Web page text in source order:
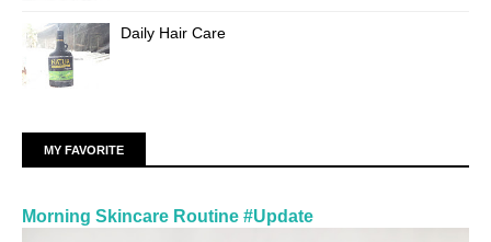
Daily Hair Care
MY FAVORITE
Morning Skincare Routine #Update